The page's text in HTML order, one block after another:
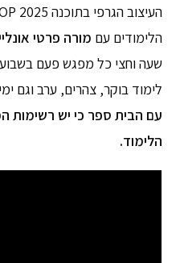
הלימודים עם מורה פרטי
שעה וחצי כל מפגש פעם
לימוד בוקר, צהרים, ערב וגם
עם הבית ספר כי יש
הלימוד.